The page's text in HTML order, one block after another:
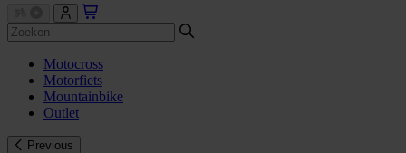
Motocross
Motorfiets
Mountainbike
Outlet
Previous